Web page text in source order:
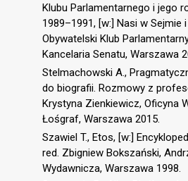
Klubu Parlamentarnego i jego
1989–1991, [w:] Nasi w Sejmie
Obywatelski Klub
Kancelaria Senatu, Warszawa
Stelmachowski A.,
do biografii. Rozmowy z
Krystyna Zienkiewicz, Oficyna
Łośgraf, Warszawa 2015.
Szawiel T., Etos, [w:]
red. Zbigniew Bokszański,
Wydawnicza, Warszawa 1998.